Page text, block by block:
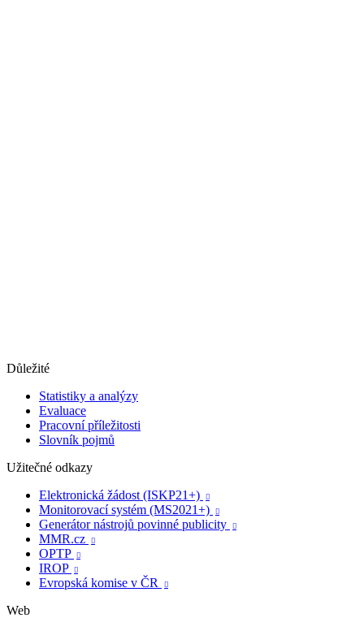
Důležité
Statistiky a analýzy
Evaluace
Pracovní příležitosti
Slovník pojmů
Užitečné odkazy
Elektronická žádost (ISKP21+)

Monitorovací systém (MS2021+) 
Generátor nástrojů povinné publicity 
MMR.cz 
OPTP 
IROP 
Evropská komise v ČR 
Web